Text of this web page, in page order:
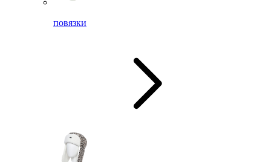
повязки